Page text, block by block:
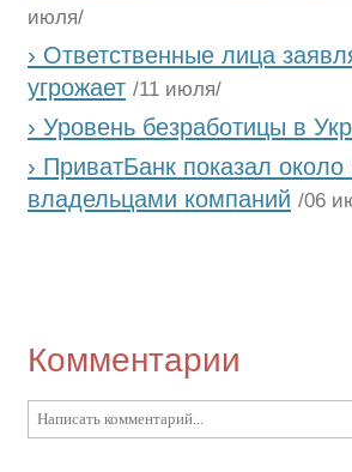
июля/
› Ответственные лица
угрожает /11 июля/
› Уровень безработицы в
› ПриватБанк показал
владельцами компаний /06
Комментарии